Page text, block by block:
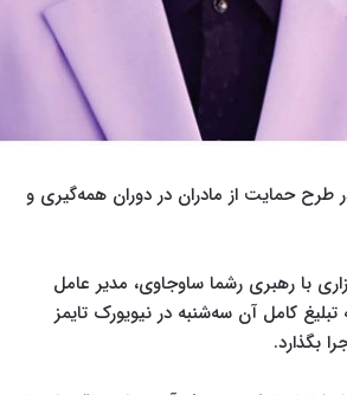
طرح حمایت از مادران در دوران همه‌گیری و
با رهبری رشما ساوجاوی، مدیر عامل
کامل آن سه‌شنبه در نیویورک تایمز
بگذارد.